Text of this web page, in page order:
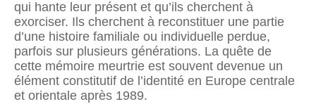
qui hante leur présent et qu’ils cherchent à
exorciser. Ils cherchent à reconstituer une partie
d’une histoire familiale ou individuelle perdue,
parfois sur plusieurs générations. La quête de
cette mémoire meurtrie est souvent devenue un
élément constitutif de l’identité en Europe centrale
et orientale après 1989.